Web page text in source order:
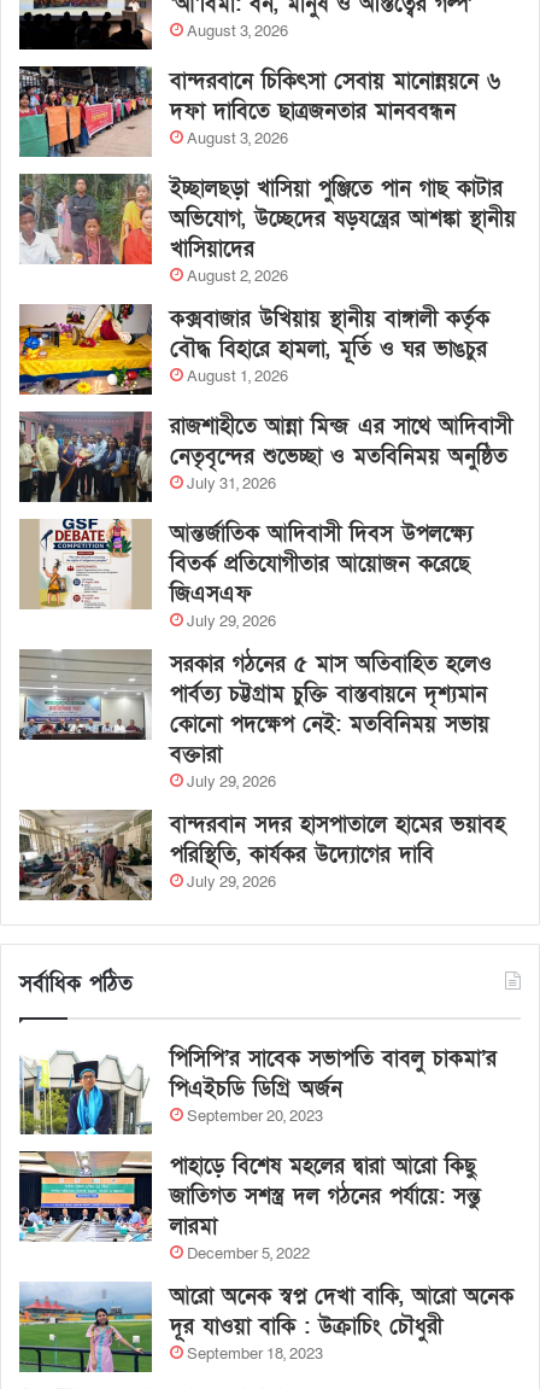
August 3, 2026
বান্দরবানে চিকিৎসা সেবায় মানোন্নয়নে ৬
দফা দাবিতে ছাত্রজনতার মানববন্ধন
August 3, 2026
ইচ্ছালছড়া খাসিয়া পুঞ্জিতে পান গাছ কাটার
অভিযোগ, উচ্ছেদের ষড়যন্ত্রের আশঙ্কা স্থানীয়
খাসিয়াদের
August 2, 2026
কক্সবাজার উখিয়ায় স্থানীয় বাঙ্গালী কর্তৃক
বৌদ্ধ বিহারে হামলা, মূর্তি ও ঘর ভাঙচুর
August 1, 2026
রাজশাহীতে আন্না মিন্জ এর সাথে আদিবাসী
নেতৃবৃন্দের শুভেচ্ছা ও মতবিনিময় অনুষ্ঠিত
July 31, 2026
আন্তর্জাতিক আদিবাসী দিবস উপলক্ষ্যে
বিতর্ক প্রতিযোগীতার আয়োজন করেছে
জিএসএফ
July 29, 2026
সরকার গঠনের ৫ মাস অতিবাহিত হলেও
পার্বত্য চট্টগ্রাম চুক্তি বাস্তবায়নে দৃশ্যমান
কোনো পদক্ষেপ নেই: মতবিনিময় সভায়
বক্তারা
July 29, 2026
বান্দরবান সদর হাসপাতালে হামের ভয়াবহ
পরিস্থিতি, কার্যকর উদ্যোগের দাবি
July 29, 2026
সর্বাধিক পঠিত
পিসিপি’র সাবেক সভাপতি বাবলু চাকমা’র
পিএইচডি ডিগ্রি অর্জন
September 20, 2023
পাহাড়ে বিশেষ মহলের দ্বারা আরো কিছু
জাতিগত সশস্ত্র দল গঠনের পর্যায়ে: সন্তু
লারমা
December 5, 2022
আরো অনেক স্বপ্ন দেখা বাকি, আরো অনেক
দূর যাওয়া বাকি : উক্রাচিং চৌধুরী
September 18, 2023